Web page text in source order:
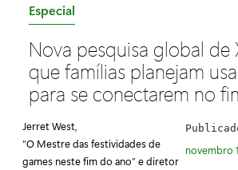
C
t
e
g
r
i
Especial
Nova pesquisa global de
que famílias planejam
para se conectarem no
Jerret West,
“O Mestre das festividades de
games neste fim do ano” e diretor
novembro